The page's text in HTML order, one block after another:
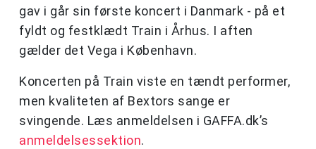
gav i går sin første koncert i Danmark - på et
fyldt og festklædt Train i Århus. I aften
gælder det Vega i København.
Koncerten på Train viste en tændt performer,
men kvaliteten af Bextors sange er
svingende. Læs anmeldelsen i GAFFA.dk’s
anmeldelsessektion.